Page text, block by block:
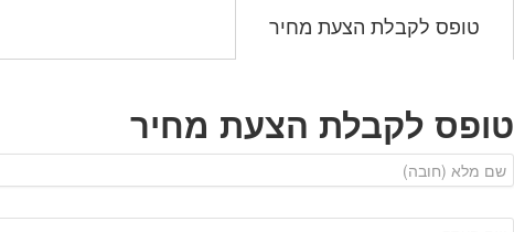
טופס לקבלת הצעת מחיר
טופס לקבלת הצעת מחיר